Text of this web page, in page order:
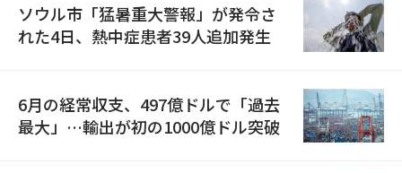
ソウル市「猛暑重大警報」が発令さ
れた4日、熱中症患者39人追加発生
6月の経常収支、497億ドルで「過去
最大」…輸出が初の1000億ドル突破